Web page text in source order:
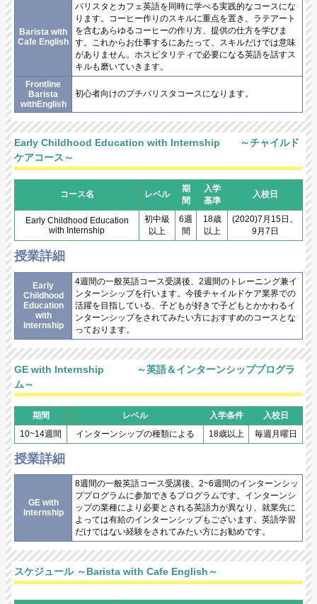
Barista with
Cafe English
バリスタとカフェ英語を同時に学べる実践的なコースにな
ります。コーヒー作りのスキルに重点を置き、ラテアート
を含むあらゆるコーヒーの作り方、提供の仕方を学びま
す。これからお仕事するにあたって、スキルだけでは意味
がありません。ホスピタリティで必要になる英語を話すス
キルも磨いていきます。
Frontline
Barista
withEnglish
初心者向けのプチバリスタコースになります。
Early Childhood Education with Internship ～チャイルド
ケアコース～
コース名 レベル
期
間
入学
基準
入校日
Early Childhood Education
with Internship
初中級
以上
6週
間
18歳
以上
(2020)7月15日、
9月7日
授業詳細
Early
Childhood
Education
with
Internship
4週間の一般英語コース受講後、2週間のトレーニング兼イ
ンターンシップを行います。今後チャイルドケア業界での
活躍を目指している、子どもが好きで子どもとかかわるイ
ンターンシップをされてみたい方におすすめのコースとな
っております。
GE with Internship
～英語＆インターンシッププログラ
ム～
期間 レベル 入学条件
入校日
10~14週間
インターンシップの種類による 18歳以上 毎週月曜日
授業詳細
GE with
Internship
8週間の一般英語コース受講後、2~6週間のインターンシッ
ププログラムに参加できるプログラムです。インターンシ
ップの業種により必要とされる英語力が異なり、就業先に
よっては有給のインターンシップもございます。英語学習
だけではない経験をされてみたい方にお勧めです。
スケジュール～Barista with Cafe English～